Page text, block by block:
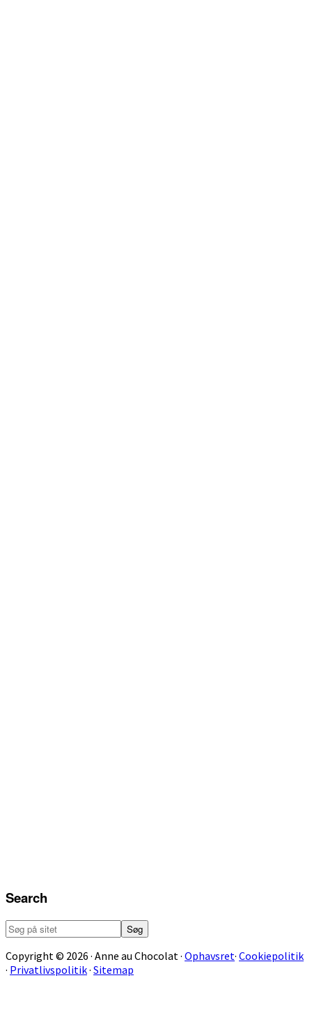
Search
Søg
på
sitet
Copyright © 2026 · Anne au Chocolat · Ophavsret· Cookiepolitik
· Privatlivspolitik· Sitemap